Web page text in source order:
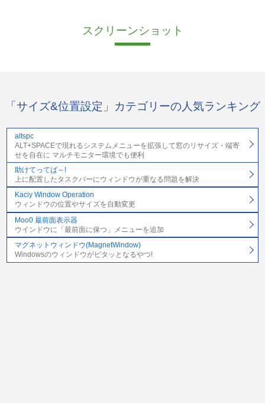
スクリーンショット
「サイズ&位置設定」カテゴリーの人気ランキング
altspc
ALT+SPACEで現れるシステムメニューを拡張して窓のリサイズ・端寄
せを自在に マルチモニター環境でも便利
助けてってば～!
上に配置したタスクバーにウィンドウが重なる問題を解決
Kaciy Window Operation
ウィンドウの位置やサイズを自動変更
Moo0 最前面表示器
ウインドウに「最前面に保つ」メニューを追加
マグネットウィンドウ(MagnetWindow)
Windowsのウィンドウがピタッとなるやつ!